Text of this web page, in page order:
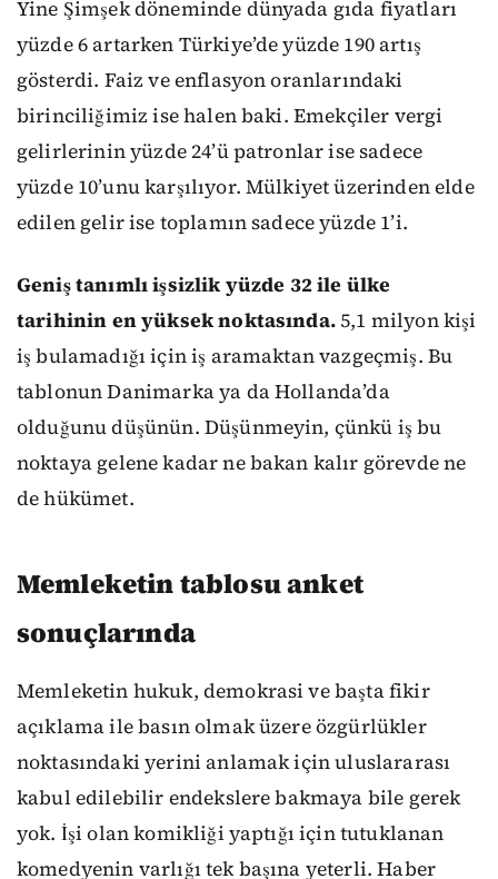
Yine Şimşek döneminde dünyada gıda fiyatları
yüzde 6 artarken Türkiye’de yüzde 190 artış
gösterdi. Faiz ve enflasyon oranlarındaki
birinciliğimiz ise halen baki. Emekçiler vergi
gelirlerinin yüzde 24’ü patronlar ise sadece
yüzde 10’unu karşılıyor. Mülkiyet üzerinden elde
edilen gelir ise toplamın sadece yüzde 1’i.
Geniş tanımlı işsizlik yüzde 32 ile ülke
tarihinin en yüksek noktasında.5,1 milyon kişi
iş bulamadığı için iş aramaktan vazgeçmiş. Bu
tablonun Danimarka ya da Hollanda’da
olduğunu düşünün. Düşünmeyin, çünkü iş bu
noktaya gelene kadar ne bakan kalır görevde ne
de hükümet.
Memleketin tablosu anket
sonuçlarında
Memleketin hukuk, demokrasi ve başta fikir
açıklama ile basın olmak üzere özgürlükler
noktasındaki yerini anlamak için uluslararası
kabul edilebilir endekslere bakmaya bile gerek
yok. İşi olan komikliği yaptığı için tutuklanan
komedyenin varlığı tek başına yeterli. Haber